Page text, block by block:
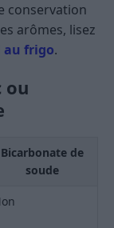
conservation
arômes, lisez
au frigo.
ou
Bicarbonate de
soude